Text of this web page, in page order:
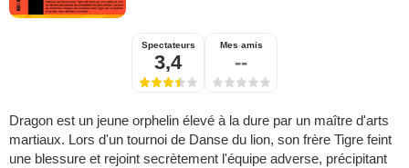
Spectateurs
3,4
Mes amis
--
Dragon est un jeune orphelin élevé à la dure par un maître d'arts
martiaux. Lors d'un tournoi de Danse du lion, son frère Tigre feint
une blessure et rejoint secrètement l'équipe adverse, précipitant